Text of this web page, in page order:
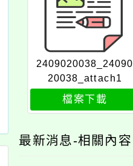
2409020038_24090
20038_attach1
檔案下載
最新消息-相關內容